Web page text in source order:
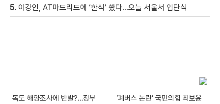
5. 이강인, AT마드리드에 ‘한식’ 쐈다…오늘 서울서 입단식
독도 해양조사에 반발?…정부
‘폐버스 논란’ 국민의힘 최보윤